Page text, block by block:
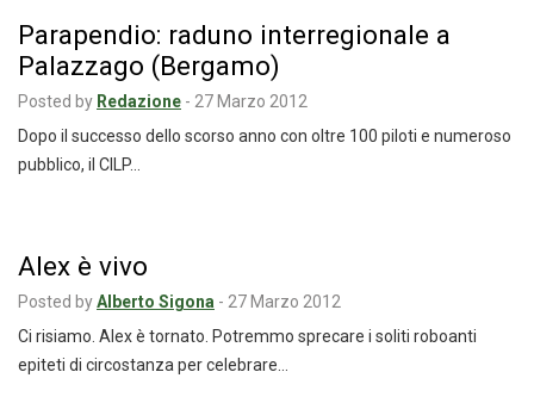
Parapendio: raduno interregionale a
Palazzago (Bergamo)
Posted by Redazione - 27 Marzo 2012
Dopo il successo dello scorso anno con oltre 100 piloti e numeroso
pubblico, il CILP…
Alex è vivo
Posted byAlberto Sigona - 27 Marzo 2012
Ci risiamo. Alex è tornato. Potremmo sprecare i soliti roboanti
epiteti di circostanza per celebrare…